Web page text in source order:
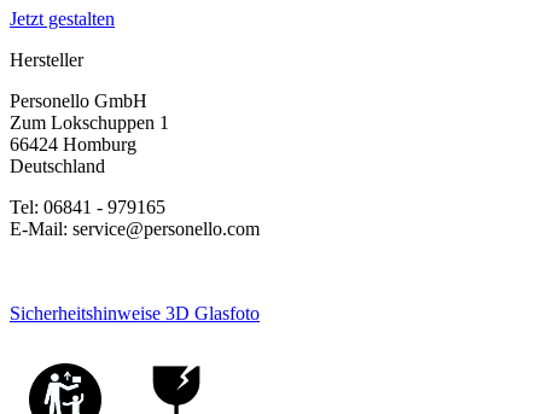
Jetzt gestalten
Hersteller
Personello GmbH
Zum Lokschuppen 1
66424 Homburg
Deutschland
Tel: 06841 - 979165
E-Mail: service@personello.com
Sicherheitshinweise 3D Glasfoto